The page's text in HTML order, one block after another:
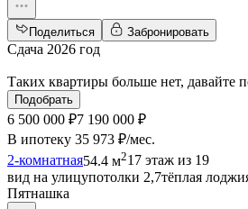
Поделиться Забронировать
Сдача 2026 год
Таких квартиры больше нет, давайте
Подобрать
6 500 000 ₽7 190 000 ₽
В ипотеку 35 973 ₽/мес.
2-комнатная54.4 м217 этаж из 19
вид на улицупотолки 2,7тёплая
Пятнашка